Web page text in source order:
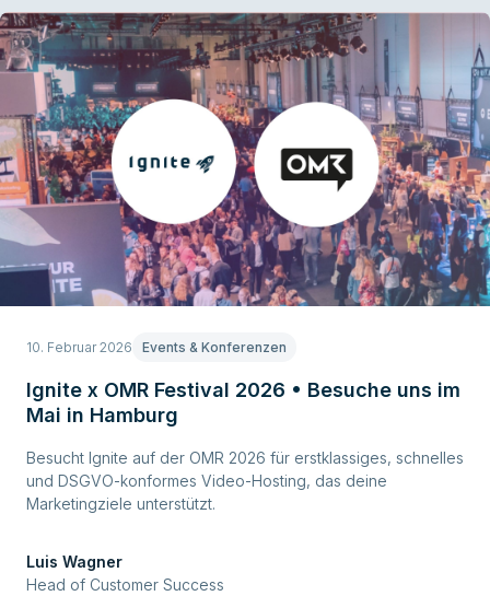
10. Februar 2026 Events & Konferenzen
Ignite x OMR Festival 2026 • Besuche uns im
Mai in Hamburg
Besucht Ignite auf der OMR 2026 für erstklassiges, schnelles
und DSGVO-konformes Video-Hosting, das deine
Marketingziele unterstützt.
Luis Wagner
Head of Customer Success